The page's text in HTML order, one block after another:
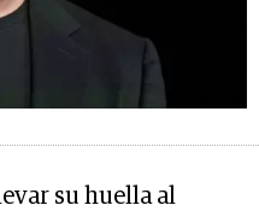
su huella al